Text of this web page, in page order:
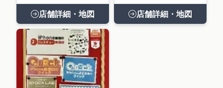
店舗詳細・地図 店舗詳細・地図